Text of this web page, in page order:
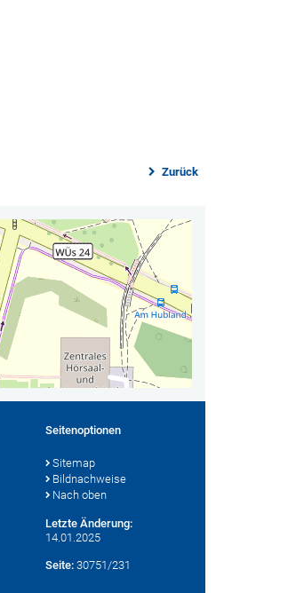
Zurück
Seitenoptionen
Sitemap
Bildnachweise
Nach oben
Letzte Änderung:
14.01.2025
Seite: 30751/231